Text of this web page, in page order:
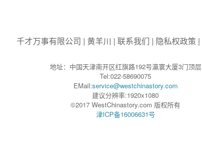
千才万事有限公司 | 黄羊川 | 联系我们 | 隐私权政策 |
地址：中国天津南开区红旗路192号瀛寰大厦3门顶层
Tel:022-58690075
EMail:service@westchinastory.com
建议分辨率:1920x1080
©2017 WestChinastory.com 版权所有
津ICP备16006631号